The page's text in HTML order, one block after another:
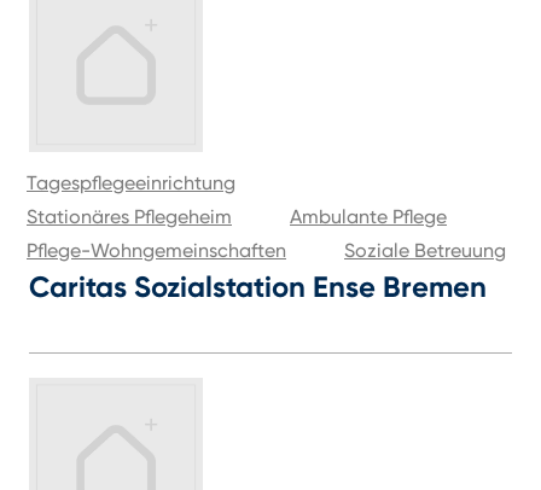
Tagespflegeeinrichtung
Stationäres Pflegeheim
Ambulante Pflege
Pflege-Wohngemeinschaften
Soziale Betreuung
Caritas Sozialstation Ense Bremen